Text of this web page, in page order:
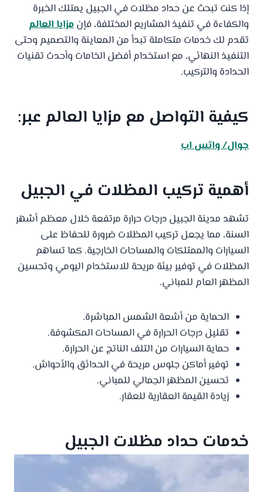
إذا كنت تبحث عن حداد مظلات في الجبيل يمتلك الخبرة
والكفاءة في تنفيذ المشاريع المختلفة، فإنمزايا العالم
تقدم لك خدمات متكاملة تبدأ من المعاينة والتصميم وحتى
التنفيذ النهائي، مع استخدام أفضل الخامات وأحدث تقنيات
الحدادة والتركيب.
كيفية التواصل مع مزايا العالم عبر:
جوال/واتس اب
أهمية تركيب المظلات في الجبيل
تشهد مدينة الجبيل درجات حرارة مرتفعة خلال معظم أشهر
السنة، مما يجعل تركيب المظلات ضرورة للحفاظ على
السيارات والممتلكات والمساحات الخارجية. كما تساهم
المظلات في توفير بيئة مريحة للاستخدام اليومي وتحسين
المظهر العام للمباني.
الحماية من أشعة الشمس المباشرة.
تقليل درجات الحرارة في المساحات المكشوفة.
حماية السيارات من التلف الناتج عن الحرارة.
توفير أماكن جلوس مريحة في الحدائق والأحواش.
تحسين المظهر الجمالي للمباني.
زيادة القيمة العقارية للعقار.
خدمات حداد مظلات الجبيل